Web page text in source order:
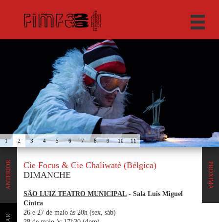
1 2 3 4 5 6 7 8 9 10 11
PRÓXIMA
ANTERIOR
Cie Focus & Cie Chaliwaté (Bélgica)
DIMANCHE
SÃO LUIZ TEATRO MUNICIPAL - Sala Luis Miguel
Cintra
26 e 27 de maio às 20h (sex, sáb)